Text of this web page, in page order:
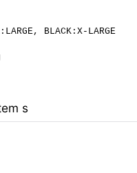
BLACK:X-LARGE
s